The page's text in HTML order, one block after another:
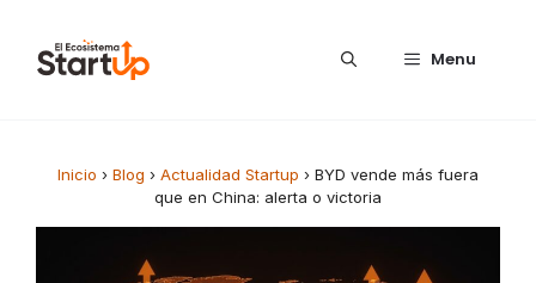
Menu
Inicio › Blog › Actualidad Startup › BYD vende más fuera
que en China: alerta o victoria